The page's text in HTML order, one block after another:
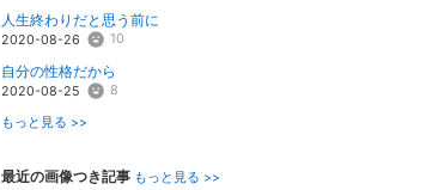
人生終わりだと思う前に
2020-08-26 10
自分の性格だから
2020-08-25 8
もっと見る >>
最近の画像つき記事 もっと見る >>